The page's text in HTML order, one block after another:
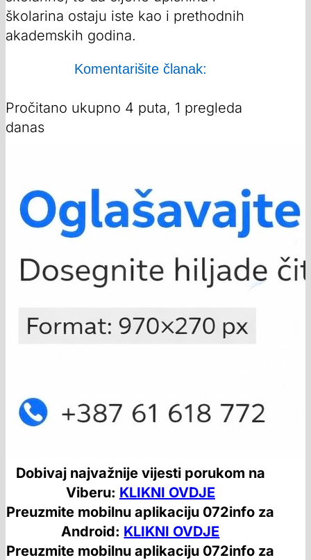
školarina ostaju iste kao i prethodnih
akademskih godina.
Komentarišite članak:
Pročitano ukupno 4 puta, 1 pregleda
danas
Dobivaj najvažnije vijesti porukom na
Viberu: KLIKNI OVDJE
Preuzmite mobilnu aplikaciju 072info za
Android: KLIKNI OVDJE
Preuzmite mobilnu aplikaciju 072info za